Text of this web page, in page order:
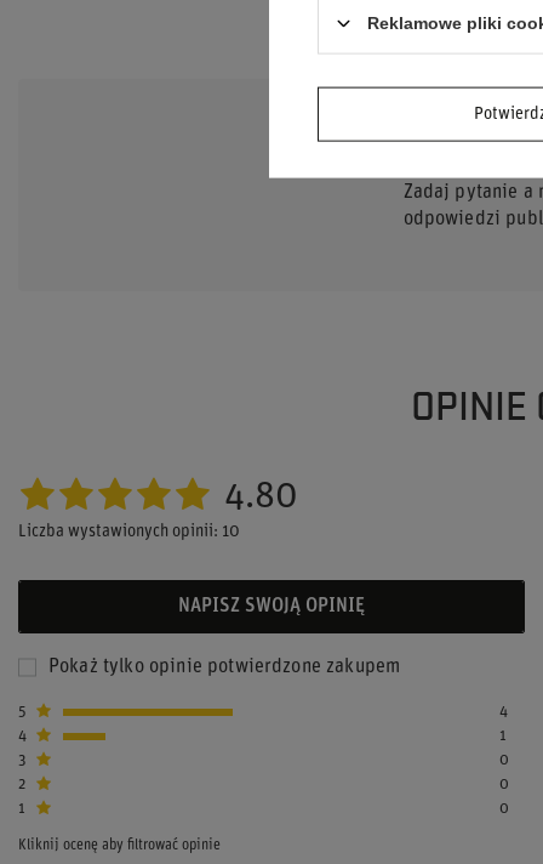
Zadaj pytanie a
odpowiedzi
OPINIE
4.80
Liczba wystawionych opinii: 10
NAPISZ SWOJĄ OPINIĘ
Pokaż tylko opinie potwierdzone zakupem
5
4
4
1
3
0
2
0
1
0
Kliknij ocenę aby filtrować opinie
Reklamowe pliki